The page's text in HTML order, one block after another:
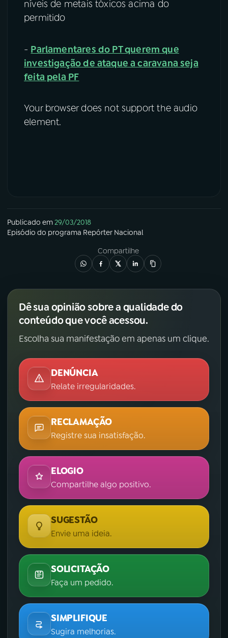
níveis de metais tóxicos acima do
permitido
- Parlamentares do PT querem que
investigação de ataque a caravana seja
feita pela PF
Your browser does not support the audio
element.
Publicado em29/03/2018
Episódio do programa Repórter Nacional
Compartilhe
Dê sua opinião sobre a qualidade do
conteúdo que você acessou.
Escolha sua manifestação em apenas um clique.
DENÚNCIA
Relate irregularidades.
RECLAMAÇÃO
Registre sua insatisfação.
ELOGIO
Compartilhe algo positivo.
SUGESTÃO
Envie uma ideia.
SOLICITAÇÃO
Faça um pedido.
SIMPLIFIQUE
Sugira melhorias.